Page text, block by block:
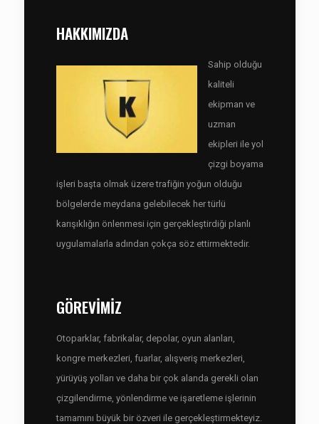
HAKKIMIZDA
Sahip olduğu
kaliteli
ekipman ve
uzman
ekipleri ile yol
çizgi boyama
işleri başta olmak üzere trafiğin yoğun olduğu
bölgelerde meydana gelebilecek her türlü
karışıklığın önlenmesi için gerçekleştirdiği planlı
uygulamalarla adından çokça söz ettirmektedir.
GÖREVİMİZ
Otoparklar, fabrikalar, depolar, oyun alanları,
kongre merkezleri, fuarlar, alışveriş merkezleri,
yürüyüş yolları ve daha bir çok alanda gerekli olan
çizgilendirme, yönlendirme ve işaretleme işlerinin
tamamını büyük bir özveri ile gerçekleştirmekteyiz.